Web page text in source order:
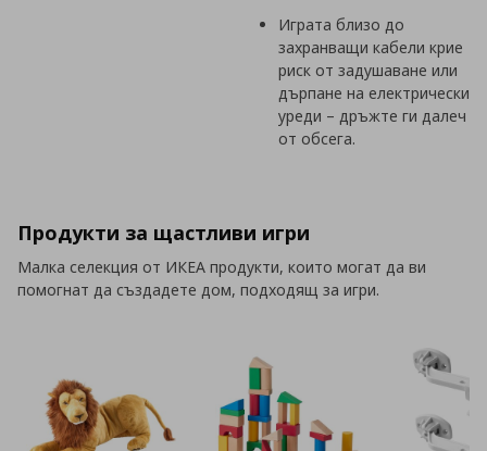
Играта близо до
захранващи кабели крие
риск от задушаване или
дърпане на електрически
уреди – дръжте ги далеч
от обсега.
Продукти за щастливи игри
Малка селекция от ИКЕА продукти, които могат да ви
помогнат да създадете дом, подходящ за игри.